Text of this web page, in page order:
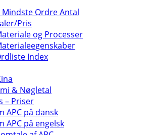
Mindste Ordre Antal
Pris
og Processer
Index
& Nøgletal
– Priser
APC på dansk
APC på engelsk